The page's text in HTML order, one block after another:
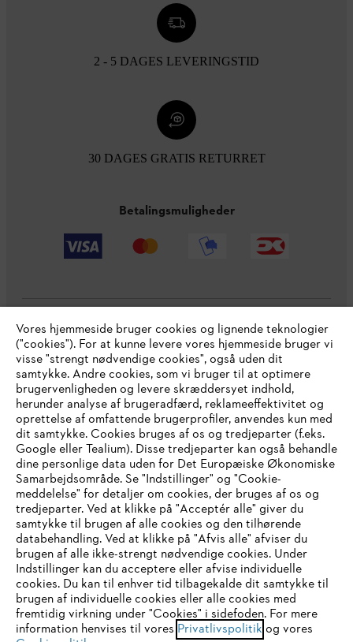
2 - 5 DAGES LEVERINGSTID
30 DAGES GRATIS RETURRET
Betalingsmuligheder
Virksomheden
STIHL FAQ
Service
Generelle vilkår og betingelser Privatlivspolitik
Juridisk meddelelse Cookies
Juridisk information
IHR BROWSER WIRD NICHT
UNTERSTÜTZT
Sie nutzen einen Browser, den wir noch nicht unterstützen. Für
eine optimale Nutzung unserer Seite empfehlen wir Ihnen, zu
einem der folgenden Browser zu wechseln:
Vores hjemmeside bruger cookies og lignende teknologier
("cookies"). For at kunne levere vores hjemmeside bruger vi
visse "strengt nødvendige cookies", også uden dit
samtykke. Andre cookies, som vi bruger til at optimere
brugervenligheden og levere skræddersyet indhold,
herunder analyse af brugeradfærd, reklameeffektivitet og
oprettelse af omfattende brugerprofiler, anvendes kun med
dit samtykke. Cookies bruges af os og tredjeparter (f.eks.
Google eller Tealium). Disse tredjeparter kan også behandle
dine personlige data uden for Det Europæiske Økonomiske
Samarbejdsområde. Se "Indstillinger" og "Cookie-
meddelelse" for detaljer om cookies, der bruges af os og
tredjeparter. Ved at klikke på "Acceptér alle" giver du
samtykke til brugen af alle cookies og den tilhørende
databehandling. Ved at klikke på "Afvis alle" afviser du
brugen af alle ikke-strengt nødvendige cookies. Under
Indstillinger kan du acceptere eller afvise individuelle
cookies. Du kan til enhver tid tilbagekalde dit samtykke til
brugen af individuelle cookies eller alle cookies med
fremtidig virkning under "Cookies" i sidefoden. For mere
information henvises til vores Privatlivspolitik og vores